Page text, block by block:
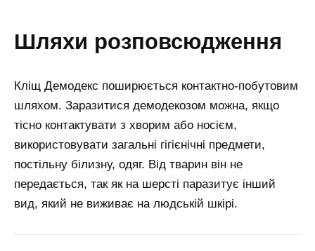
шляхи розповсюдження
Кліщ Демодекс поширюється контактно-побутовим
шляхом. Заразитися демодекозом можна, якщо
тісно контактувати з хворим або носієм,
використовувати загальні гігієнічні предмети,
постільну білизну, одяг. Від тварин він не
передається, так як на шерсті паразитує інший
вид, який не виживає на людській шкірі.